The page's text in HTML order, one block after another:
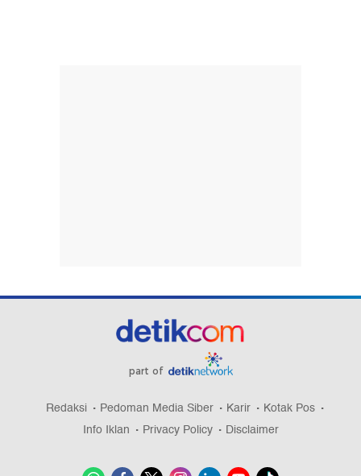
part of
Redaksi Pedoman Media Siber Karir
Kotak Pos
Info Iklan
Privacy Policy Disclaimer